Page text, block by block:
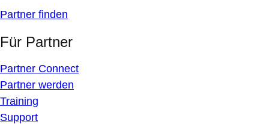
Partner finden
Für Partner
Partner Connect
Partner werden
Training
Support